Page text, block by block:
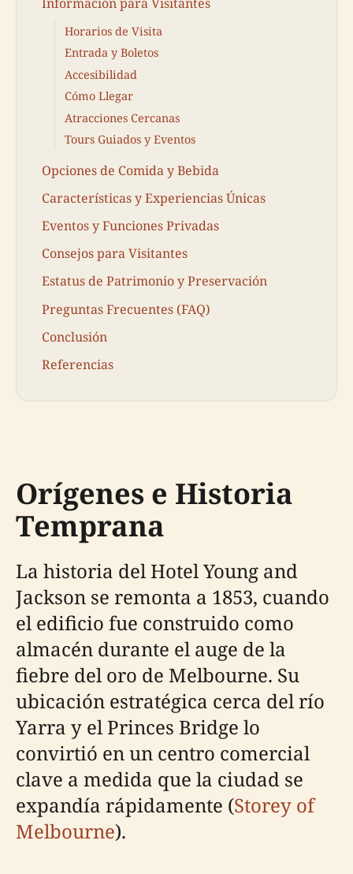
Horarios de Visita
Entrada y Boletos
Accesibilidad
Cómo Llegar
Atracciones Cercanas
Tours Guiados y Eventos
Opciones de Comida y Bebida
Características y Experiencias Únicas
Eventos y Funciones Privadas
Consejos para Visitantes
Estatus de Patrimonio y Preservación
Preguntas Frecuentes (FAQ)
Conclusión
Referencias
Orígenes e Historia
Temprana
La historia del Hotel Young and
Jackson se remonta a 1853, cuando
el edificio fue construido como
almacén durante el auge de la
fiebre del oro de Melbourne. Su
ubicación estratégica cerca del río
Yarra y el Princes Bridge lo
convirtió en un centro comercial
clave a medida que la ciudad se
expandía rápidamente (Storey of
Melbourne).